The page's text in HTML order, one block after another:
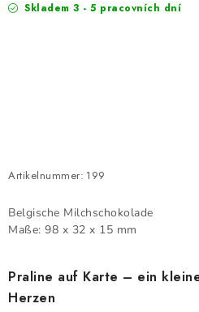
Skladem 3 - 5 pracovních dní
Artikelnummer: 199
Belgische Milchschokolade
Maße: 98 x 32 x 15 mm
Praline auf Karte – ein
Herzen